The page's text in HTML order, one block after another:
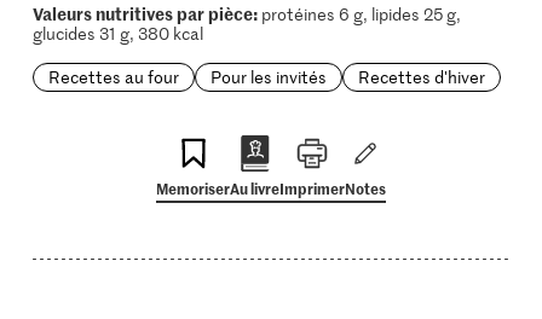
Valeurs nutritives par pièce:protéines 6 g, lipides 25 g,
glucides 31 g, 380 kcal
Recettes au four
Pour les invités Recettes d'hiver
MemoriserAu livreImprimerNotes